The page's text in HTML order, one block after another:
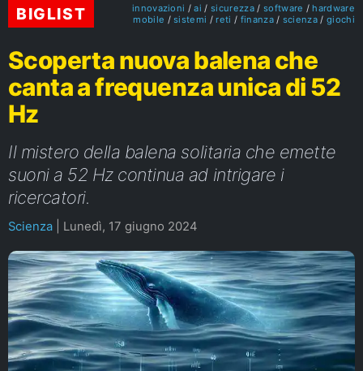
BIGLIST innovazioni ai sicurezza software
hardware
mobile
sistemi reti finanza scienza giochi
Scoperta nuova balena che
canta a frequenza unica di 52
Hz
Il mistero della balena solitaria che emette
suoni a 52 Hz continua ad intrigare i
ricercatori.
Scienza Lunedì, 17 giugno 2024